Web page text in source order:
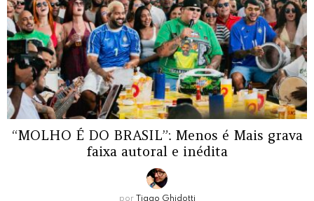
“MOLHO É DO BRASIL”: Menos é Mais grava
faixa autoral e inédita
por Tiago Ghidotti